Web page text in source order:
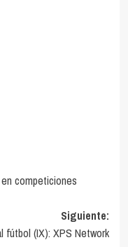
competiciones
Siguiente:
fútbol (IX): XPS Network